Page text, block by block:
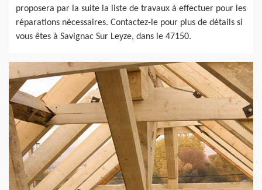
proposera par la suite la liste de travaux à effectuer pour les
réparations nécessaires. Contactez-le pour plus de détails si
vous êtes à Savignac Sur Leyze, dans le 47150.